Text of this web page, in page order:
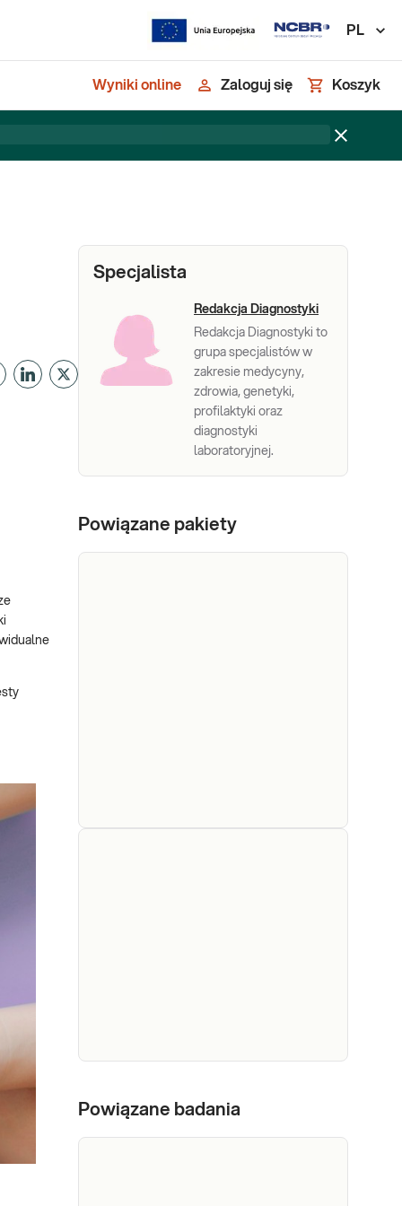
PL
Wyniki online Zaloguj się Koszyk
Specjalista
Redakcja Diagnostyki
Redakcja Diagnostyki to
grupa specjalistów w
zakresie medycyny,
zdrowia, genetyki,
profilaktyki oraz
diagnostyki
laboratoryjnej.
Powiązane pakiety
lipidowych
sprzyjających
Amyloid 1-
Powiązane badania